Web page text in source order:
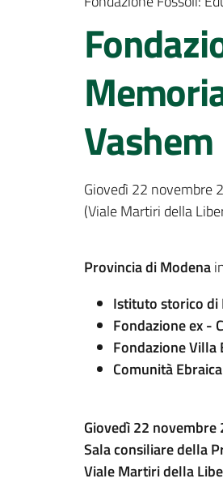
Vashem
Giovedì 22 novembre
(Viale Martiri della
Provincia di Modena
Istituto storico di
Fondazione ex -
Fondazione Villa
Comunità
Giovedì 22
Sala consiliare della
Viale Martiri della